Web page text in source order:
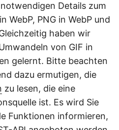
Details zum
WebP, PNG in WebP und
haben wir
von GIF in
gelernt. Bitte beachten
dazu ermutigen, die
zu lesen, die eine
ist. Es wird Sie
Funktionen informieren,